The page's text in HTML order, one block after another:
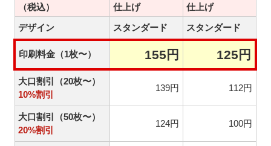
（税込）
仕上げ
仕上げ
デザイン
スタンダード スタンダード
印刷料金（1枚〜） 155円 125円
大口割引（20枚〜）
10%割引
139円 112円
大口割引（50枚〜）
20%割引
124円 100円